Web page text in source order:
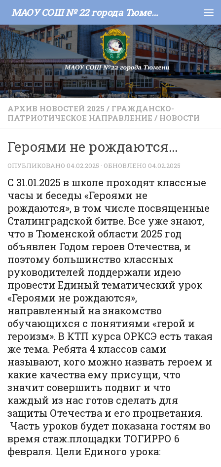
Skip to content МАОУ СОШ № 22 города Тюмени
АРХИВ НОВОСТЕЙ 2025 / ГРАЖДАНСКО-
ПАТРИОТИЧЕСКОЕ НАПРАВЛЕНИЕ / НОВОСТИ
Героями не рождаются…
ОПУБЛИКОВАНО 04.02.2025 · ОБНОВЛЕНО 04.02.2025
С 31.01.2025 в школе проходят классные
часы и беседы «Героями не
рождаются», в том числе посвященные
Сталинградской битве. Все уже знают,
что в Тюменской области 2025 год
объявлен Годом героев Отечества, и
поэтому большинство классных
руководителей поддержали идею
провести Единый тематический урок
«Героями не рождаются»,
направленный на знакомство
обучающихся с понятиями «герой и
героизм». В КТП курса ОРКСЭ есть такая
же тема. Ребята 4 классов сами
называют, кого можно назвать героем и
какие качества ему присущи, что
значит совершить подвиг и что
каждый из нас готов сделать для
защиты Отечества и его процветания.
Часть уроков будет показана гостям во
время стаж.площадки ТОГИРРО 6
февраля. Цели Единого урока: